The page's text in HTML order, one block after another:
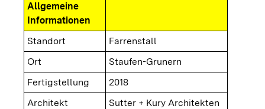
Allgemeine
Informationen
Standort
Farrenstall
Ort
Staufen-Grunern
Fertigstellung
2018
Architekt
Sutter + Kury Architekten